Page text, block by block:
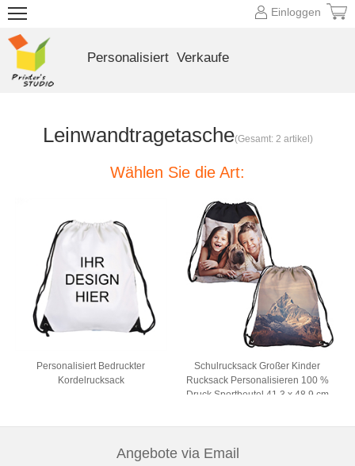
Leinwandtragetasche(Gesamt: 2 artikel)
Wählen Sie die Art:
Personalisiert Bedruckter
Kordelrucksack
Schulrucksack Großer Kinder
Rucksack Personalisieren 100 %
Druck Sportbeutel 41,3 x 48,9 cm
Angebote via Email
Einloggen
Personalisiert Verkaufe